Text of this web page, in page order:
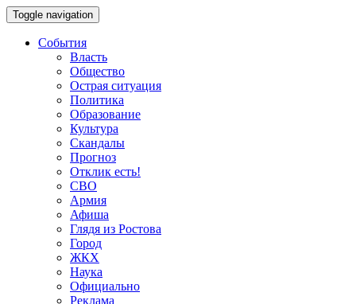
Toggle navigation
События
Власть
Общество
Острая ситуация
Политика
Образование
Культура
Скандалы
Прогноз
Отклик есть!
СВО
Армия
Афиша
Глядя из Ростова
Город
ЖКХ
Наука
Официально
Реклама